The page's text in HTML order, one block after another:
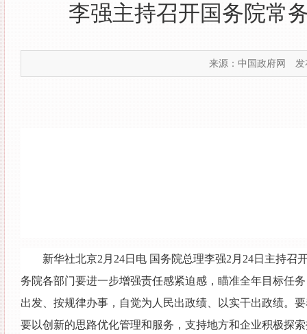
李强主持召开国务院常
来源：中国政府网
新华社北京2月24日电 国务院总理李强2月24日主持
务院各部门要进一步增强责任感紧迫感，瞄准全年目标任
出发、按规律办事，自觉为人民出政绩、以实干出政绩。
要以创新的思路优化管理和服务，支持地方和企业积极探